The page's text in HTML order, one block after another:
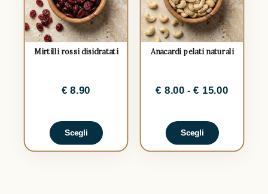
Mirtilli rossi disidratati
€ 8.90
Scegli
Anacardi pelati naturali
€ 8.00 - € 15.00
Scegli